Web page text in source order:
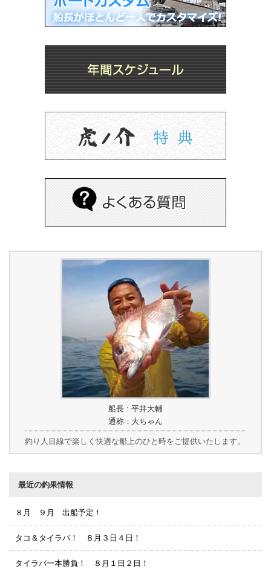
船長 : 平井大輔
通称：大ちゃん
釣り人目線で楽しく快適な船上のひと時をご提供いたします。
最近の釣果情報
８月 ９月 出船予定！
タコ＆タイラバ！ ８月３日４日！
タイラバ一本勝負！ ８月１日２日！